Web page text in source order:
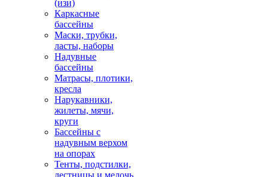
(изи)
Каркасные
бассейны
Маски, трубки,
ласты, наборы
Надувные
бассейны
Матрасы, плотики,
кресла
Нарукавники,
жилеты, мячи,
круги
Бассейны с
надувным верхом
на опорах
Тенты, подстилки,
лестницы и мелочь